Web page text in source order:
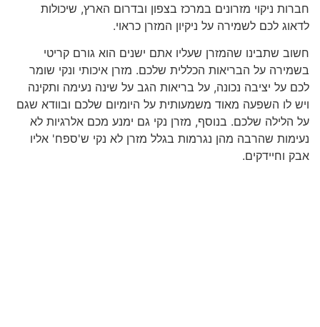
חברות ניקוי מזרונים במרכז בצפון ובדרום הארץ, שיכולות
לדאוג לכם לשמירה על ניקיון המזרן כראוי.
חשוב שתבינו שהמזרן שעליו אתם ישנים הוא גורם קריטי
בשמירה על הבריאות הכללית שלכם. מזרן איכותי ונקי שומר
לכם על יציבה נכונה, על בריאות הגב על שינה נעימה ותקינה
ויש לו השפעה מאוד משמעותית על היומיום שלכם ובוודא שגם
על הלילה שלכם. בנוסף, מזרן נקי גם ימנע מכם אלרגיות לא
נעימות שהרבה מהן נגרמות בגלל מזרן לא נקי ש'ספח' אליו
אבק וחיידקים.